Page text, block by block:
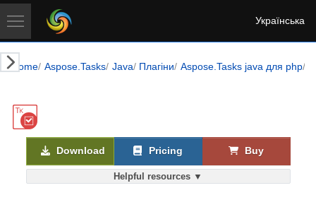
Українська
Home Aspose.Tasks Java Плагіни Aspose.Tasks java для php
Helpful resources ▼
Download Pricing Buy